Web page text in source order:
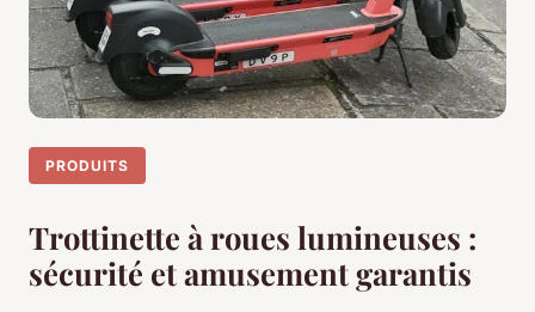
PRODUITS
Trottinette à roues lumineuses :
sécurité et amusement garantis